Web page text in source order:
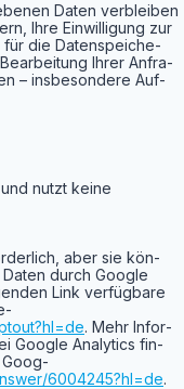
Daten ver­blei­ben
Ihre Ein­wil­li­gung zur
die Daten­spei­che­
Ihrer Anfra­
– ins­be­son­de­re Auf­
nutzt kei­ne
aber sie kön­
durch Goog­le
Link ver­füg­ba­re
. Mehr Infor­
Goog­le Ana­ly­tics fin­
Goog­
6004245?hl=de.